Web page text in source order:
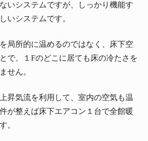
いシステムですが、しっかり機能す
いシステムです。
局所的に温めるのではなく、床下空
で、１Fのどこに居ても床の冷たさを
せん。
昇気流を利用して、室内の空気も温
が整えば床下エアコン１台で全館暖
。